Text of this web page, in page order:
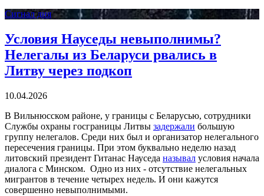
Сигнал дня
Условия Науседы невыполнимы?
Нелегалы из Беларуси рвались в
Литву через подкоп
10.04.2026
В Вильнюсском районе, у границы с Беларусью, сотрудники
Службы охраны госграницы Литвы задержали большую
группу нелегалов. Среди них был и организатор нелегального
пересечения границы. При этом буквально неделю назад
литовский президент Гитанас Науседа называл условия начала
диалога с Минском. Одно из них - отсутствие нелегальных
мигрантов в течение четырех недель. И они кажутся
совершенно невыполнимыми.